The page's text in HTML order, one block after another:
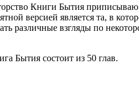
Книги Бытия
версией является та, в
различные взгляды по
Бытия состоит из 50 глав.